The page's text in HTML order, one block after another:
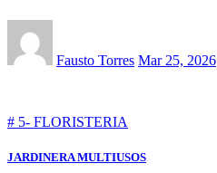
Fausto Torres Mar 25, 2026
# 5- FLORISTERIA
JARDINERA MULTIUSOS